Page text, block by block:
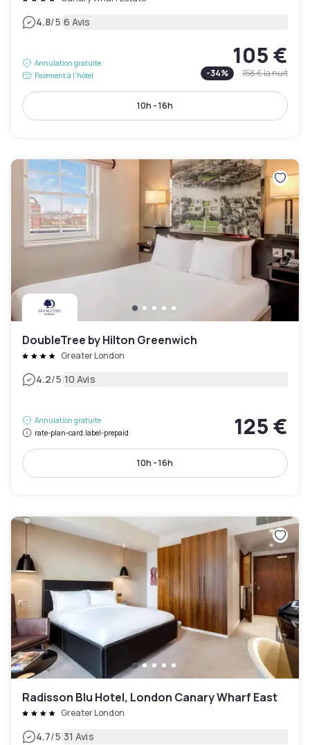
4.8/5|6 Avis
Annulation gratuite
Paiement à l'hôtel
105 €
-34% 158 €la nuit
10h - 16h
DoubleTree by Hilton Greenwich
Greater London
4.2/5|10 Avis
Annulation gratuite
rate-plan-card.label-prepaid
125 €
10h - 16h
Radisson Blu Hotel, London Canary Wharf East
Greater London
4.7/5|31 Avis